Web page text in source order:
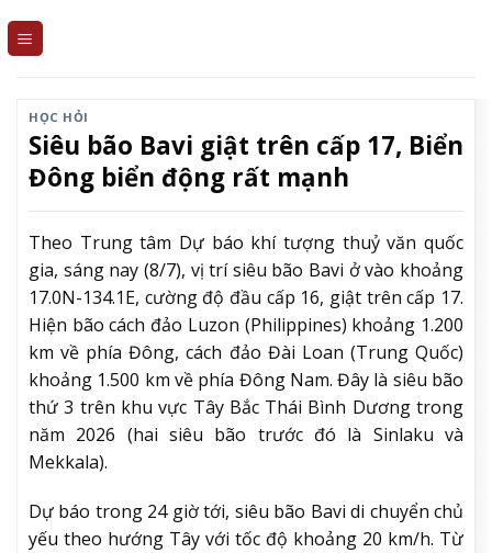
HỌC HỎI
Siêu bão Bavi giật trên cấp 17, Biển
Đông biển động rất mạnh
Theo Trung tâm Dự báo khí tượng thuỷ văn quốc
gia, sáng nay (8/7), vị trí siêu bão Bavi ở vào khoảng
17.0N-134.1E, cường độ đầu cấp 16, giật trên cấp 17.
Hiện bão cách đảo Luzon (Philippines) khoảng 1.200
km về phía Đông, cách đảo Đài Loan (Trung Quốc)
khoảng 1.500 km về phía Đông Nam. Đây là siêu bão
thứ 3 trên khu vực Tây Bắc Thái Bình Dương trong
năm 2026 (hai siêu bão trước đó là Sinlaku và
Mekkala).
Dự báo trong 24 giờ tới, siêu bão Bavi di chuyển chủ
yếu theo hướng Tây với tốc độ khoảng 20 km/h. Từ